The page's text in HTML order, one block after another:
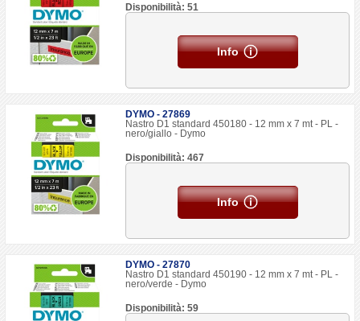
Disponibilità: 51
Info
DYMO - 27869
Nastro D1 standard 450180 - 12 mm x 7 mt - PL -
nero/giallo - Dymo
Disponibilità: 467
Info
DYMO - 27870
Nastro D1 standard 450190 - 12 mm x 7 mt - PL -
nero/verde - Dymo
Disponibilità: 59